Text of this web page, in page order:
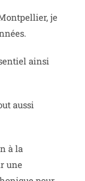
je
ainsi
aussi
à la
une